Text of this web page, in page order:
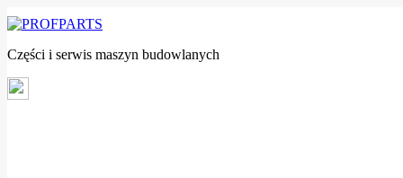
Części i serwis maszyn budowlanych